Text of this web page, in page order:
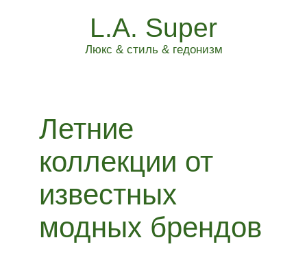
L.A. Super
Люкс & стиль & гедонизм
Летние
коллекции от
известных
модных брендов